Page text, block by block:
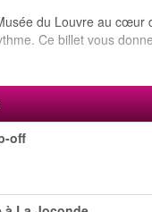
du Louvre au
Ce billet vous
off